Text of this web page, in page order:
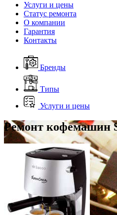
Услуги и цены
Статус ремонта
О компании
Гарантия
Контакты
Бренды
Типы
Услуги и цены
Ремонт кофемашин